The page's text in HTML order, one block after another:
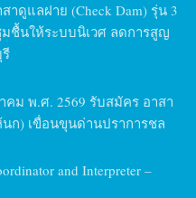
ดูแลฝาย (Check Dam) รุ่น 3
ชื้นให้ระบบนิเวศ ลดการสูญ
คม พ.ศ. 2569 รับสมัคร อาสา
ก) เขื่อนขุนด่านปราการชล
and Interpreter –